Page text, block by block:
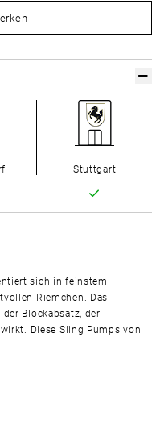
Größe aus
sich in feinstem
Riemchen. Das
Blockabsatz, der
Diese Sling Pumps von
Stuttgart